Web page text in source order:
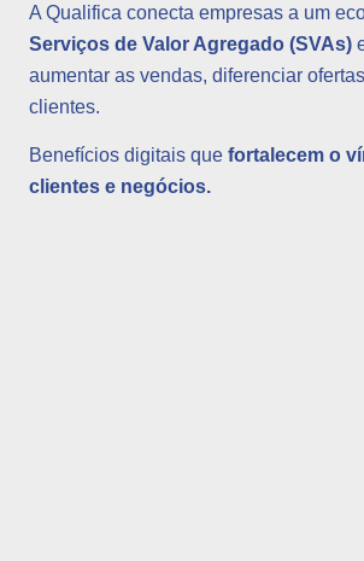
A Qualifica conecta empresas a um
Serviços de Valor Agregado (SVAs)
aumentar as vendas, diferenciar
clientes.
Benefícios digitais que fortalecem o
clientes e negócios.